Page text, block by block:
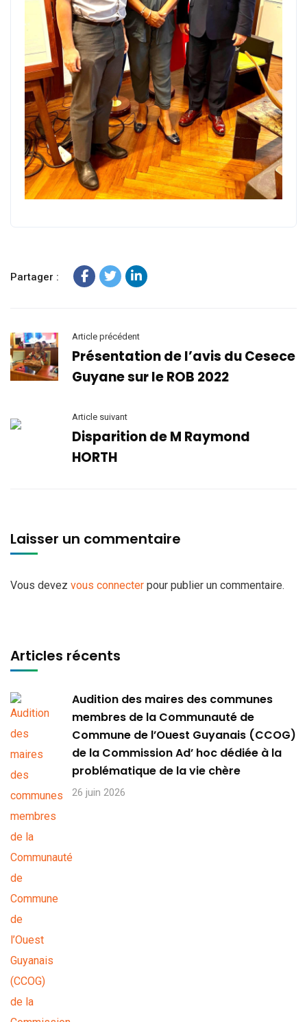
Partager :
Article précédent
Présentation de l’avis du Cesece
Guyane sur le ROB 2022
Article suivant
Disparition de M Raymond
HORTH
Laisser un commentaire
Vous devez vous connecter pour publier un commentaire.
Articles récents
Audition des maires des communes
membres de la Communauté de
Commune de l’Ouest Guyanais (CCOG)
de la Commission Ad’ hoc dédiée à la
problématique de la vie chère
26 juin 2026